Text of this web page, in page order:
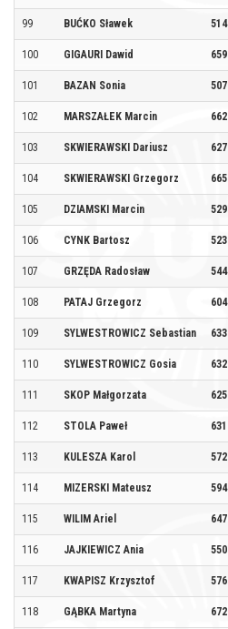
99 BUĆKO Sławek 514
100 GIGAURI Dawid 659
101 BAZAN Sonia 507
102 MARSZAŁEK Marcin 662
103 SKWIERAWSKI Dariusz 627
104 SKWIERAWSKI Grzegorz 665
105 DZIAMSKI Marcin 529
106 CYNK Bartosz 523
107 GRZĘDA Radosław 544
108 PATAJ Grzegorz 604
109 SYLWESTROWICZ Sebastian 633
110 SYLWESTROWICZ Gosia 632
111 SKOP Małgorzata 625
112 STOLA Paweł 631
113 KULESZA Karol 572
114 MIZERSKI Mateusz 594
115 WILIM Ariel 647
116 JAJKIEWICZ Ania 550
117 KWAPISZ Krzysztof 576
118 GĄBKA Martyna 672